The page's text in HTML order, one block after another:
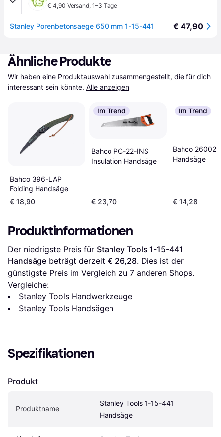
€ 4,90 Versand, 1–3 Tage
Stanley Porenbetonsaege 650 mm 1-15-441 € 47,90
Ähnliche Produkte
Wir haben eine Produktauswahl zusammengestellt, die für dich
interessant sein könnte. Alle anzeigen
Bahco 396-LAP
Folding Handsäge
€ 18,90
Im Trend
Bahco PC-22-INS
Insulation Handsäge
€ 23,70
Im Trend
Bahco
Handsäge
€ 14,28
Produktinformationen
Der niedrigste Preis für Stanley Tools 1-15-441
Handsäge beträgt derzeit € 26,28. Dies ist der
günstigste Preis im Vergleich zu 7 anderen Shops.
Vergleiche:
Stanley Tools Handwerkzeuge
Stanley Tools Handsägen
Spezifikationen
Produkt
Produktname
Stanley Tools 1-15-441
Handsäge